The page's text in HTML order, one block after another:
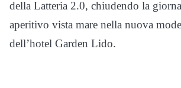
della Latteria 2.0, chiudendo la
aperitivo vista mare nella nuova
dell’hotel Garden Lido.